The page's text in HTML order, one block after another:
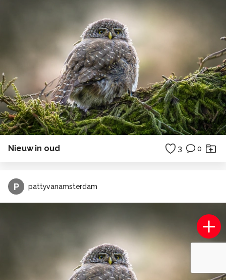
Nieuw in oud 3 0
P pattyvanamsterdam